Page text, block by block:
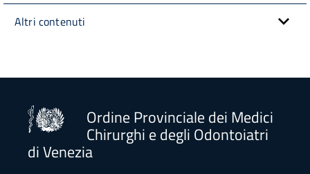
Altri contenuti
Ordine Provinciale dei Medici
Chirurghi e degli Odontoiatri
di Venezia